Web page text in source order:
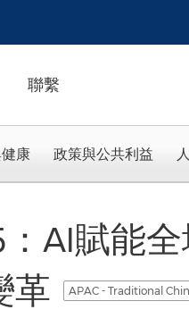
聯繫
康 政策與公共利益
AI賦能
革
APAC - Traditional